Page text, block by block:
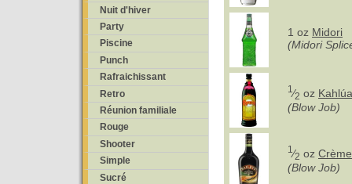
Nuit d'hiver
Party
Piscine
Punch
Rafraichissant
Retro
Réunion familiale
Rouge
Shooter
Simple
Sucré
1 oz Midori
(Midori
1 ⁄2 oz Kahlúa
(Blow Job)
1 ⁄2 oz
(Blow Job)